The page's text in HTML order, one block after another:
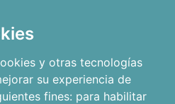
y otras tecnologías
su experiencia de
fines: para habilitar